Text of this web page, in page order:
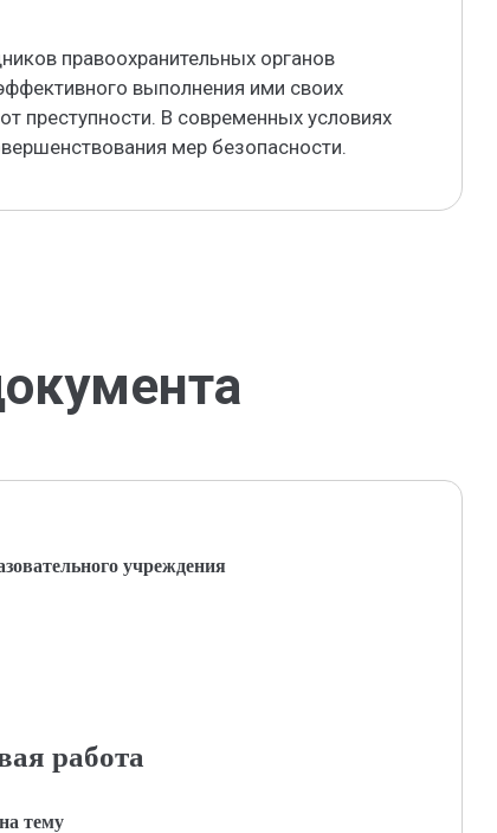
правоохранительных органов
выполнения ими своих
преступности. В современных условиях
мер безопасности.
учреждения
работа
на тему